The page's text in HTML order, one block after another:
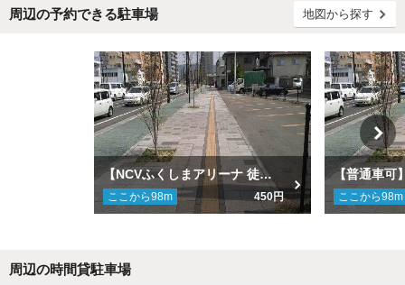
周辺の予約できる駐車場 地図から探す
【NCVふくしまアリーナ 徒歩14分】【軽自動車専用】マンスリー福島新町第３駐車場
ここから98m 450円 ここから98m
周辺の時間貸駐車場